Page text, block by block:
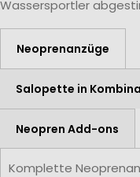
Wassersportler
Neoprenanzüge
Salopette in
Neopren Add-ons
Komplette